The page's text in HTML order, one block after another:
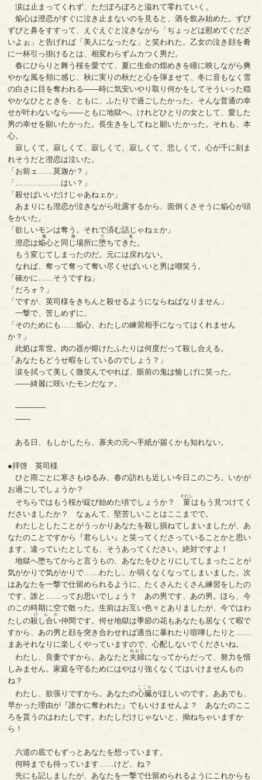
涙は止まってくれず、ただぼろぼろと溢れて零れていく。
焔心は澄恋がすぐに泣き止まないのを見ると、酒を飲み始めた。ずび
ずびと鼻をすすって、えぐえぐと泣きながら「ぢょっどは慰めてぐだざ
いよぉ」と告げれば「美人になったな」と笑われた。乙女の泣き顔を肴
に一杯引っ掛けるとは、相変わらずムカつく男だ。
春にひらりと舞う桜を愛でて、夏に生命の煌めきを瞳に映しながら爽
やかな風を頬に感じ、秋に実りの秋だと心を弾ませて、冬に音もなく雪
の白さに目を奪われる――時に気安いやり取り何かをしてそういった穏
やかなひとときを、ともに、ふたりで過ごしたかった。そんな普通の幸
せが叶わないなら――ともに地獄へ。けれどひとりの女として、愛した
男の幸せを願いたかった。長生きをしてねと願いたかった。それも、本
心。
寂しくて。寂しくて、寂しくて、寂しくて、悲しくて。心が千に刻ま
れそうだと澄恋は泣いた。
「お前ェ……莫迦か？」
「………………はい？」
「殺せばいいだけじゃあねェか」
あまりにも澄恋が泣きながら吐露するから、面倒くさそうに焔心が頭
をかいた。
「欲しいモンは奪う。それで済む話じゃねェか」
澄恋は焔心と同じ場所に堕ちてきた
魔種で鬼
。
もう変じてしまったのだ。元には戻れない。
なれば、奪って奪って奪い尽くせばいいと男は嘲笑う。
「確かに……そうですね」
「だろォ？」
「ですが、英司様をきちんと殺せるようにならねばなりません」
一撃で、苦しめずに。
「そのためにも……焔心、わたしの練習相手になってはくれません
か？」
此処は常世。肉の器が熔けたふたりは何度だって殺し合える。
「あなたもどうせ暇をしているのでしょう？」
涙を拭って美しく微笑んでやれば、眼前の鬼は愉しげに笑った。
――綺麗に咲いたモンだなァ。
――――
――
ある日、もしかしたら、寡夫の元へ手紙が届くかも知れない。
●拝啓 英司様
ひと雨ごとに寒さもゆるみ、春の訪れも近しい今日このごろ。いかが
お過ごしでしょうか？
そちらではもう桜が綻び始めた頃でしょうか？ 菫
わたし
はもう見つけてく
ださいましたか？ なぁんて、堅苦しいことはここまでで。
わたしとしたことがうっかりあなたを殺し損ねてしまいましたが、あ
なたのことですから『君らしい』と笑ってくださっていることかと思い
ます。違っていたとしても、そうあってください。絶対ですよ！
地獄へ堕ちてからと言うもの、あなたをひとりにしてしまったことが
気がかりで気がかりで……わたし、か弱くなくなってしまいました。次
はあなたを一撃で仕留められるように、たくさんたくさん練習をしたの
です。誰と……ってお思いでしょう？ あの男です、あの男。ほら、今
のこの時期に空で散った。生前はお互い色々とありましたが、今ではわ
たしの殺し合い
けんか
仲間です。何せ地獄は季節の花もあなたも居なくて暇で
すから、あの男と顔を突き合わせれば適当に暴れたり喧嘩したりと……
まあそれなりに楽しくやっていますので、心配しないでくださいね。
わたし、良妻ですから。あなたと 夫婦
めおと
になってからだって、努力を惜
しみません。家庭を守るためにはやはり強くなくてはいけませんもの
ね？
わたし、欲張りですから。あなたの心臓
こころ
がほしいのです。ああでも、
早かった理由が『誰かに奪われた』でもいけませんよ？ あなたのここ
ろを貰うのはわたしです。わたしだけじゃないと、拗ねちゃいますか
ら！
六道の底でもずっとあなたを想っています。
何時までも待っています……けど、ね？
先にも記しましたが、あなたを一撃で仕留められるようにこれからも